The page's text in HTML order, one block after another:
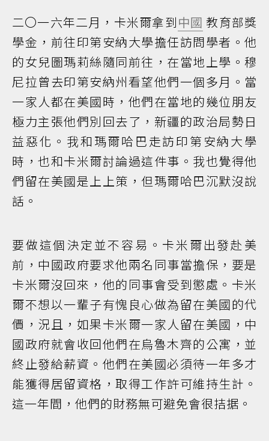
二〇一六年二月，卡米爾拿到中國 教育部獎
學金，前往印第安納大學擔任訪問學者。他
的女兒圖瑪莉絲隨同前往，在當地上學。穆
尼拉曾去印第安納州看望他們一個多月。當
一家人都在美國時，他們在當地的幾位朋友
極力主張他們別回去了，新疆的政治局勢日
益惡化。我和瑪爾哈巴走訪印第安納大學
時，也和卡米爾討論過這件事。我也覺得他
們留在美國是上上策，但瑪爾哈巴沉默沒說
話。
要做這個決定並不容易。卡米爾出發赴美
前，中國政府要求他兩名同事當擔保，要是
卡米爾沒回來，他的同事會受到懲處。卡米
爾不想以一輩子有愧良心做為留在美國的代
價，況且，如果卡米爾一家人留在美國，中
國政府就會收回他們在烏魯木齊的公寓，並
終止發給薪資。他們在美國必須待一年多才
能獲得居留資格，取得工作許可維持生計。
這一年間，他們的財務無可避免會很拮据。